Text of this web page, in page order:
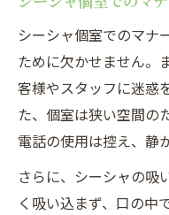
シーシャ個室でのマナ
ために欠かせません。
客様やスタッフに迷惑
た、個室は狭い空間の
電話の使用は控え、静
さらに、シーシャの吸
く吸い込まず、口の中